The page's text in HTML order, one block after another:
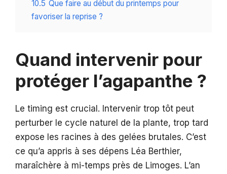
10.5 Que faire au début du printemps pour
favoriser la reprise ?
Quand intervenir pour
protéger l’agapanthe ?
Le timing est crucial. Intervenir trop tôt peut
perturber le cycle naturel de la plante, trop tard
expose les racines à des gelées brutales. C’est
ce qu’a appris à ses dépens Léa Berthier,
maraîchère à mi-temps près de Limoges. L’an